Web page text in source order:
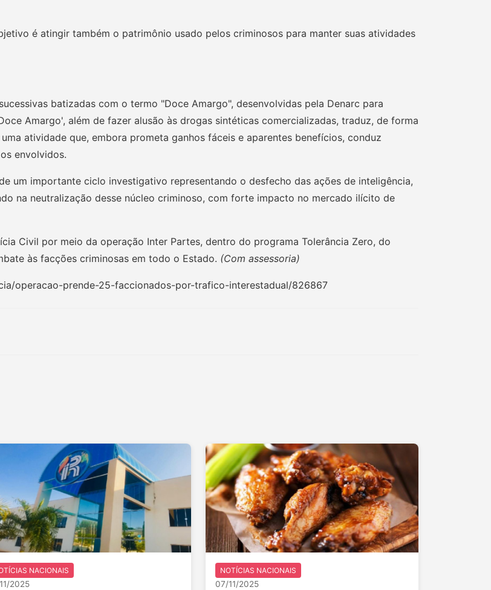
é atingir também o patrimônio usado pelos criminosos para manter suas atividades
batizadas com o termo "Doce Amargo", desenvolvidas pela Denarc para
Amargo', além de fazer alusão às drogas sintéticas comercializadas, traduz, de forma
atividade que, embora prometa ganhos fáceis e aparentes benefícios, conduz
envolvidos.
um importante ciclo investigativo representando o desfecho das ações de inteligência,
na neutralização desse núcleo criminoso, com forte impacto no mercado ilícito de
Civil por meio da operação Inter Partes, dentro do programa Tolerância Zero, do
às facções criminosas em todo o Estado. (Com assessoria)
operacao-prende-25-faccionados-por-trafico-interestadual/826867
NACIONAIS
2025
NOTÍCIAS NACIONAIS
07/11/2025